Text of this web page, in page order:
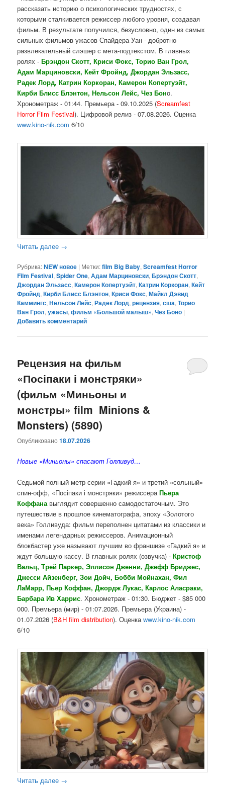
рассказать историю о психологических трудностях, с
которыми сталкивается режиссер любого уровня, создавая
фильм. В результате получился, безусловно, один из самых
сильных фильмов ужасов Спайдера Уан - добротно
развлекательный слэшер с мета-подтекстом. В главных
ролях -Брэндон Скотт, Криси Фокс, Торио Ван Грол,
Адам Марциновски, Кейт Фройнд, Джордан Эльзасс,
Радек Лорд, Катрин Коркоран, Камерон Копертуэйт,
Кирби Блисс Блэнтон, Нельсон Лейс, Чез Боно.
Хронометраж - 01:44. Премьера - 09.10.2025 (Screamfest
Horror Film Festival). Цифровой релиз - 07.08.2026. Оценка
www.kino-nik.com 6/10
Читать далее →
Рубрика:NEW новое | Метки:film Big Baby,Screamfest Horror
Film Festival,Spider One,Адам Марциновски,Брэндон Скотт,
Джордан Эльзасс,Камерон Копертуэйт,Катрин Коркоран,Кейт
Фройнд,Кирби Блисс Блэнтон,Криси Фокс,Майкл Дэвид
Каммингс,Нельсон Лейс,Радек Лорд,рецензия,сша,Торио
Ван Грол,ужасы,фильм «Большой малыш»,Чез Боно |
Добавить комментарий
Рецензия на фильм
«Посіпаки і монстряки»
(фильм «Миньоны и
монстры» film Minions &
Monsters) (5890)
Опубликовано18.07.2026
Новые «Миньоны» спасают Голливуд…
Седьмой полный метр серии «Гадкий я» и третий «сольный»
спин-офф, «Посіпаки і монстряки» режиссераПьера
Коффанавыглядит совершенно самодостаточным. Это
путешествие в прошлое кинематографа, эпоху «Золотого
века» Голливуда: фильм переполнен цитатами из классики и
именами легендарных режиссеров. Анимационный
блокбастер уже называют лучшим во франшизе «Гадкий я» и
ждут большую кассу. В главных ролях (озвучка) -Кристоф
Вальц, Трей Паркер, Эллисон Дженни, Джефф Бриджес,
Джесси Айзенберг, Зои Дойч, Бобби Мойнахан, Фил
ЛаМарр, Пьер Коффан, Джордж Лукас, Карлос Аласраки,
Барбара Ив Харрис. Хронометраж - 01:30. Бюджет - $85 000
000. Премьера (мир) - 01:07.2026. Премьера (Украина) -
01.07.2026 (B&H film distribution). Оценкаwww.kino-nik.com
6/10
Читать далее →